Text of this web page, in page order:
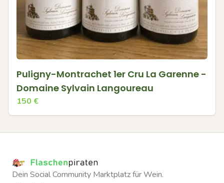
Puligny-Montrachet 1er Cru La Garenne -
Domaine Sylvain Langoureau
150 €
Dein Social Community Marktplatz für Wein.